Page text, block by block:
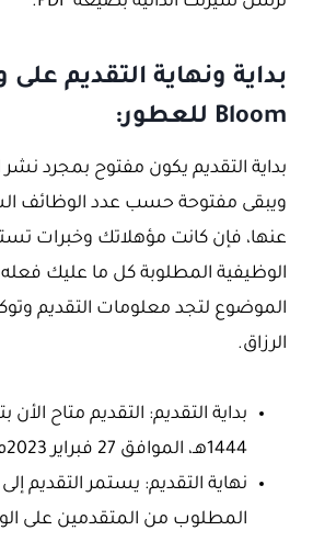
بداية ونهاية التقديم
Bloom للعطور:
بداية التقديم يكون مفتوح بمجرد
ويبقى مفتوحة حسب عدد الوظائف
عنها، فإن كانت مؤهلاتك وخبرات
الوظيفية المطلوبة كل ما عليك فعله
الموضوع لتجد معلومات التقديم
الرزاق.
1444هـ، الموافق 27 فبراير 2023م.
نهاية التقديم: يستمر التقديم إلى
المطلوب من المتقدمين على